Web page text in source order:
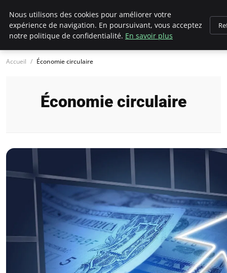
Climategatecountryclub.com
Accueil Économie circulaire
Économie circulaire
Nous utilisons des cookies pour améliorer votre
expérience de navigation. En poursuivant, vous acceptez
notre politique de confidentialité. En savoir plus